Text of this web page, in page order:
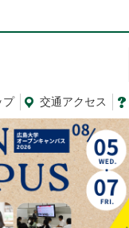
プ 交通アクセス